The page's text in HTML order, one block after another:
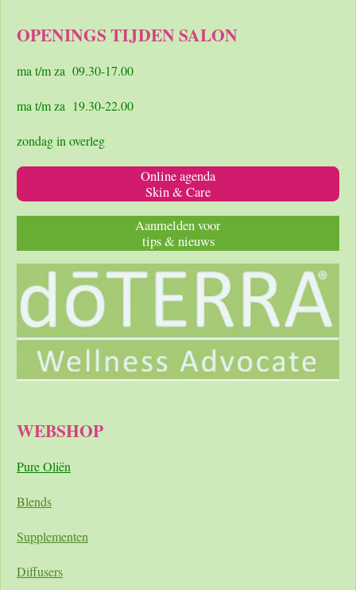
b
o
a
r
m
s
p
OPENINGS TIJDEN SALON
ma t/m za 09.30-17.00
ma t/m za 19.30-22.00
zondag in overleg
Online agenda
Skin & Care
Aanmelden voor
tips & nieuws
WEBSHOP
Pure Oliën
Blends
Supplementen
Diffusers